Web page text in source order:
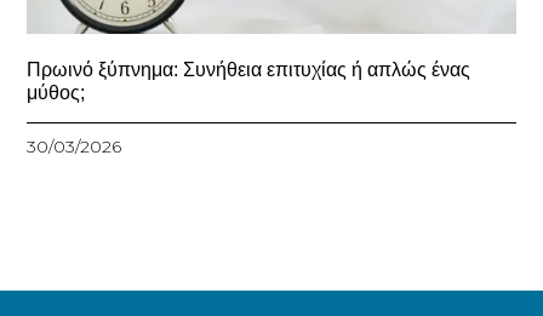
Πρωινό ξύπνημα: Συνήθεια επιτυχίας ή απλώς ένας
μύθος;
30/03/2026